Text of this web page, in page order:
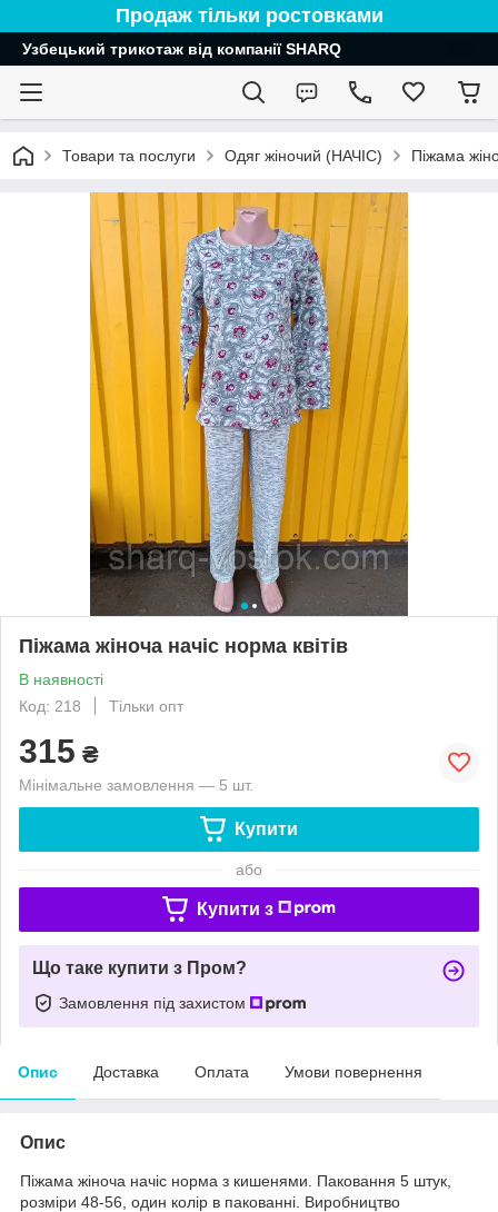
Продаж тільки ростовками
Узбецький трикотаж від компанії SHARQ
Товари та послуги Одяг жіночий (НАЧІС) Піжама
Піжама жіноча начіс норма квітів
В наявності
Код: 218
Тільки опт
315 ₴
Мінімальне замовлення — 5 шт.
Купити
або
Купити з
Що таке купити з Пром?
Замовлення під захистом
Опис Доставка Оплата Умови повернення
Опис
Піжама жіноча начіс норма з кишенями. Паковання 5 штук,
розміри 48-56, один колір в пакованні. Виробництво